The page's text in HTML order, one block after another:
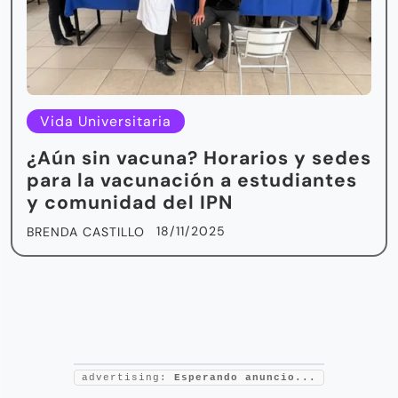
Vida Universitaria
¿Aún sin vacuna? Horarios y sedes
para la vacunación a estudiantes
y comunidad del IPN
BRENDA CASTILLO 18/11/2025
advertising: Esperando anuncio...